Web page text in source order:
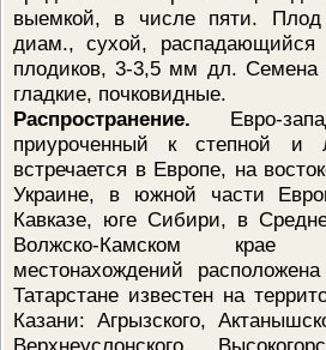
выемкой, в числе пяти.
диам., сухой, распадающийся
плодиков, 3-3,5 мм дл. Семена
гладкие, почковидные.
Распространение. Евро-
приуроченный к степной и
встречается в Европе, на
Украине, в южной части
Кавказе, юге Сибири, в
Волжско-Камском крае
местонахождений
Татарстане известен на
Казани: Агрызского,
Верхнеуслонского,